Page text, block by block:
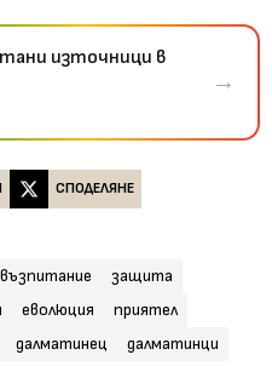
източници в
→
СПОДЕЛЯНЕ
възпитание
защита
еволюция
приятел
далматинец далматинци